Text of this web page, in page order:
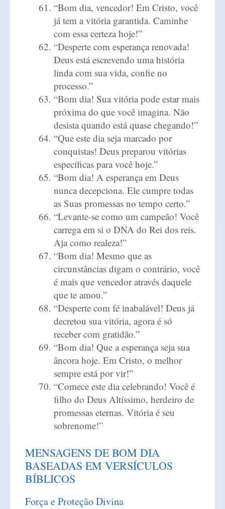
“Bom dia, vencedor! Em Cristo, você
já tem a vitória garantida. Caminhe
com essa certeza hoje!”
“Desperte com esperança renovada!
Deus está escrevendo uma história
linda com sua vida, confie no
processo.”
“Bom dia! Sua vitória pode estar mais
próxima do que você imagina. Não
desista quando está quase chegando!”
“Que este dia seja marcado por
conquistas! Deus preparou vitórias
específicas para você hoje.”
“Bom dia! A esperança em Deus
nunca decepciona. Ele cumpre todas
as Suas promessas no tempo certo.”
“Levante-se como um campeão! Você
carrega em si o DNA do Rei dos reis.
Aja como realeza!”
“Bom dia! Mesmo que as
circunstâncias digam o contrário, você
é mais que vencedor através daquele
que te amou.”
“Desperte com fé inabalável! Deus já
decretou sua vitória, agora é só
receber com gratidão.”
“Bom dia! Que a esperança seja sua
âncora hoje. Em Cristo, o melhor
sempre está por vir!”
“Comece este dia celebrando! Você é
filho do Deus Altíssimo, herdeiro de
promessas eternas. Vitória é seu
sobrenome!”
MENSAGENS DE BOM DIA
BASEADAS EM VERSÍCULOS
BÍBLICOS
Força e Proteção Divina